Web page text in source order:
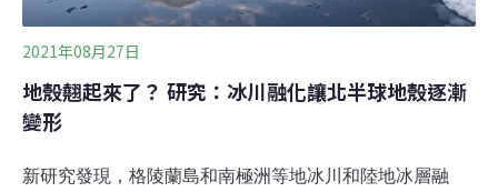
2021年08月27日
地殼翹起來了？ 研究：冰川融化讓北半球地殼逐漸
變形
新研究發現，格陵蘭島和南極洲等地冰川和陸地冰層融